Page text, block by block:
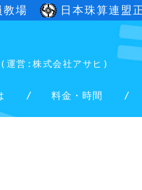
教場 日本珠算連盟
(運営:株式会社アサヒ)
料金・時間